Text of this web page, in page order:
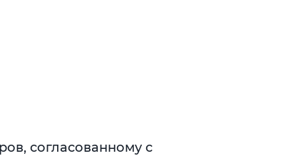
согласованному с